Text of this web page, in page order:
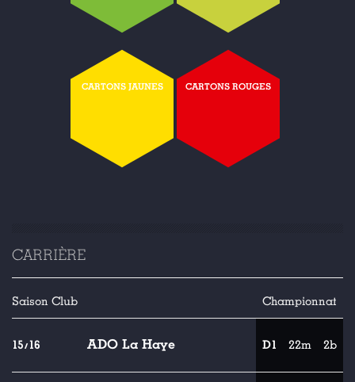
CARTONS JAUNES CARTONS ROUGES
CARRIÈRE
Saison Club Championnat
15/16 ADO La Haye D1 22m 2b